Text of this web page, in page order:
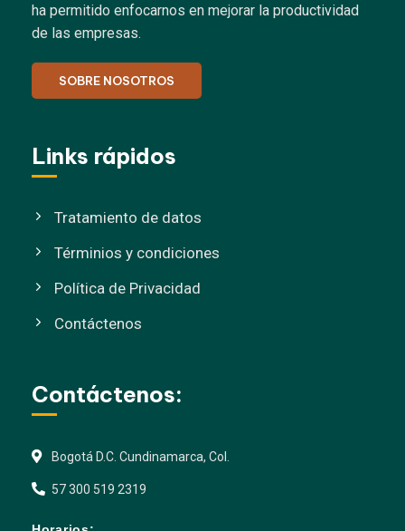
ha permitido enfocarnos en mejorar la productividad
de las empresas.
SOBRE NOSOTROS
Links rápidos
Tratamiento de datos
Términios y condiciones
Política de Privacidad
Contáctenos
Contáctenos:
Bogotá D.C. Cundinamarca, Col.
57 300 519 2319